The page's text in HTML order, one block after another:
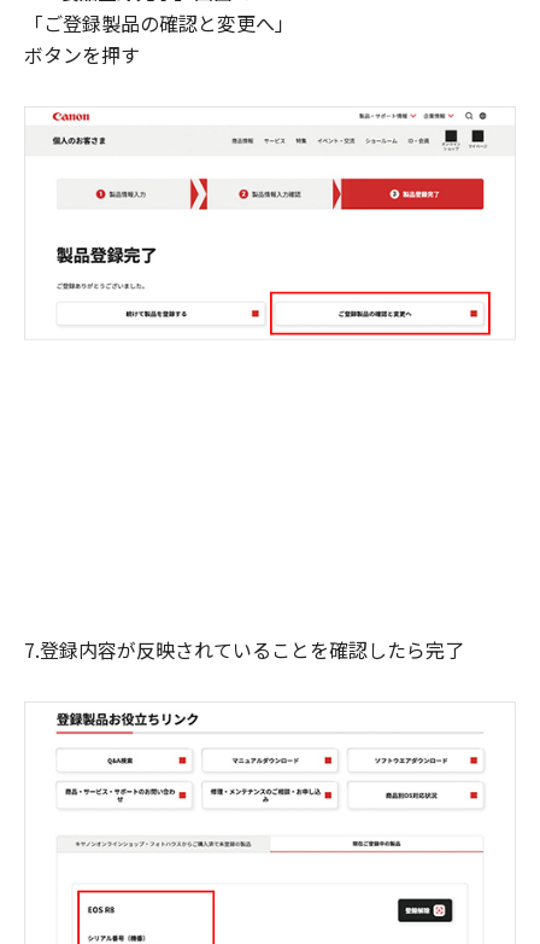
「ご登録製品の確認と変更へ」
ボタンを押す
7.登録内容が反映されていることを確認したら完了